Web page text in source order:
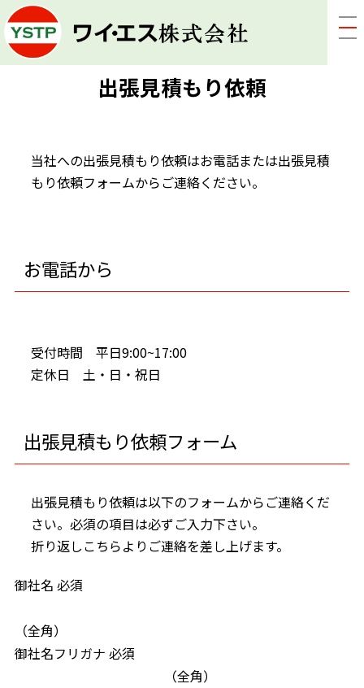
出張見積もり依頼
当社への出張見積もり依頼はお電話または出張見積
もり依頼フォームからご連絡ください。
お電話から
受付時間 平日9:00~17:00
定休日 土・日・祝日
出張見積もり依頼フォーム
出張見積もり依頼は以下のフォームからご連絡くだ
さい。必須の項目は必ずご入力下さい。
折り返しこちらよりご連絡を差し上げます。
御社名 必須
（全角）
御社名フリガナ 必須
（全角）